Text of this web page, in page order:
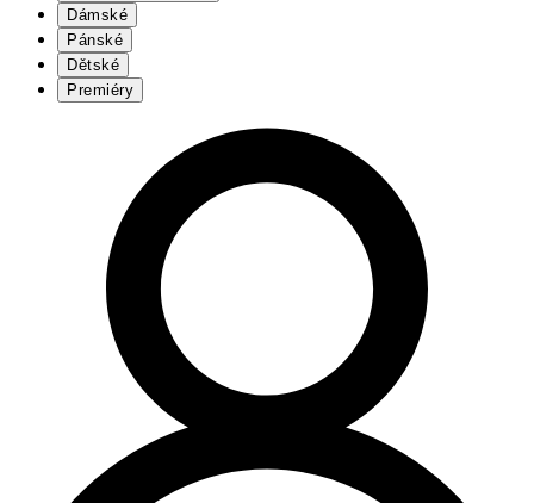
Dámské
Pánské
Dětské
Premiéry